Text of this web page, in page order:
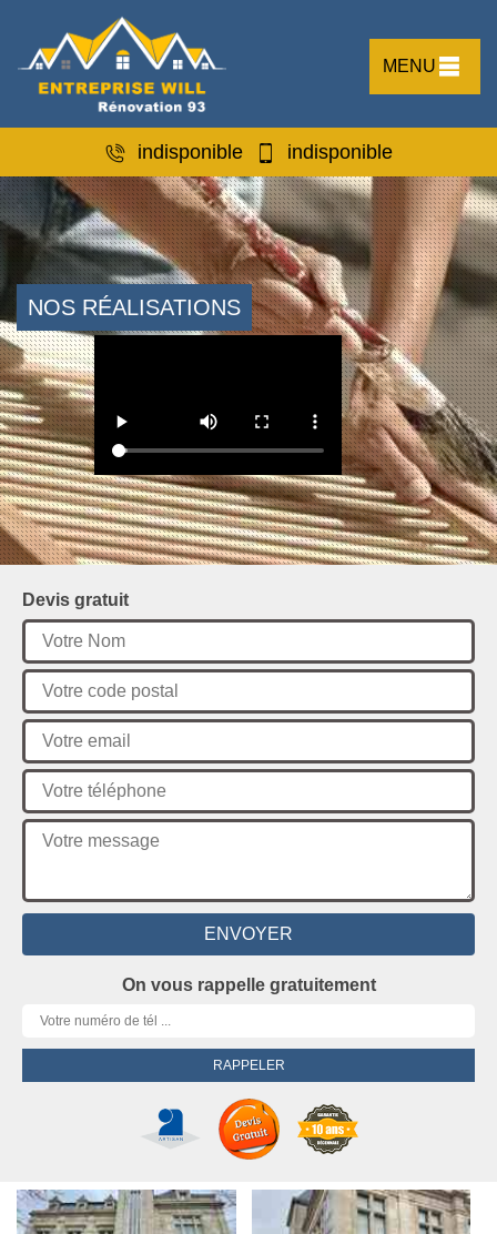
MENU
indisponible indisponible
NOS RÉALISATIONS
Devis gratuit
On vous rappelle gratuitement